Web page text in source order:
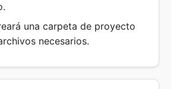
una carpeta de proyecto
necesarios.